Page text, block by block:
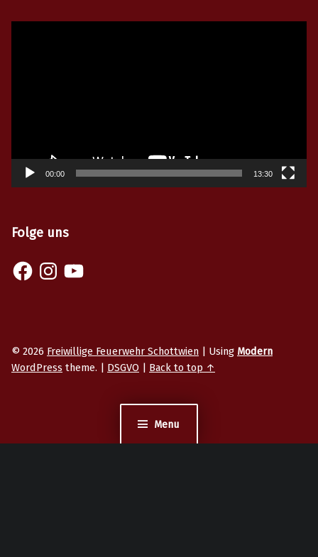
Menu
00:00 13:30
Folge uns
Facebook
© 2026 Freiwillige Feuerwehr Schottwien | Using Modern
WordPress theme. | DSGVO | Back to top ↑